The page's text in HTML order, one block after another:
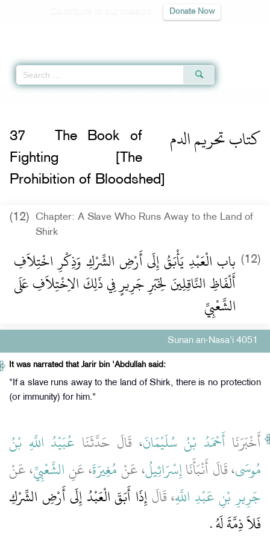
Donate Now
كتاب تحريم الدم 37
The Book of
Fighting [The
Prohibition of Bloodshed]
(12)
Chapter: A Slave Who Runs Away to the Land of
Shirk
(12) باب الْعَبْدِ يَأْبَقُ إِلَى أَرْضِ الشِّرْكِ وَذِكْرِ اخْتِلاَفِ
أَلْفَاظِ النَّاقِلِينَ لِخَبَرِ جَرِيرٍ فِي ذَلِكَ الاِخْتِلاَفِ عَلَى
الشَّعْبِيِّ ‏‏
Sunan an-Nasa'i 4051
It was narrated that Jarir bin 'Abdullah said:
"If a slave runs away to the land of Shirk, there is no protection
(or immunity) for him."
أَخْبَرَنَا أَحْمَدُ بْنُ سُلَيْمَانَ، قَالَ حَدَّثَنَا عُبَيْدُ اللَّهِ بْنُ
مُوسَى، قَالَ أَنْبَأَنَاإِسْرَائِيلُ، عَنْ مُغِيرَةَ، عَنِ الشَّعْبِيِّ، عَنْ
جَرِيرِ بْنِ عَبْدِ اللَّهِ، قَالَ إِذَا أَبَقَ الْعَبْدُ إِلَى أَرْضِ الشِّرْكِ
فَلاَ ذِمَّةَ لَهُ ‏.‏